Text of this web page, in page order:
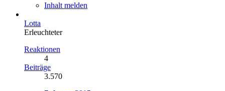
Inhalt melden
Lotta
Erleuchteter
Reaktionen
4
Beiträge
3.570